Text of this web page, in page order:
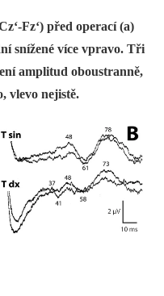
Fz‘) před operací (a)
snížené více vpravo. Tři
amplitud oboustranně,
vlevo nejistě.